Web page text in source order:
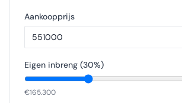
Aankoopprijs
Eigen inbreng (30%)
€165.300